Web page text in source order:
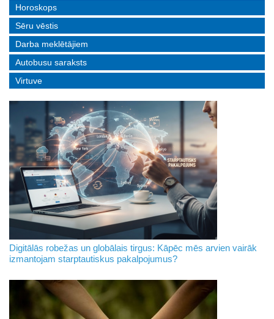
Horoskops
Sēru vēstis
Darba meklētājiem
Autobusu saraksts
Virtuve
Digitālās robežas un globālais tirgus: Kāpēc mēs arvien vairāk
izmantojam starptautiskus pakalpojumus?